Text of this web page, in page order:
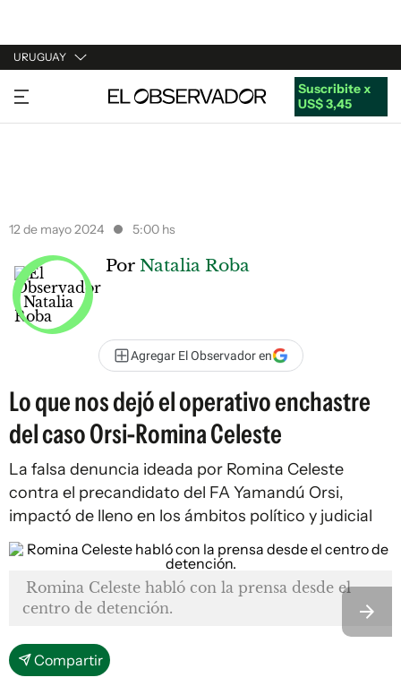
URUGUAY
URUGUAY
ARGENTINA
Suscribite x
US$ 3,45
12 de mayo 2024 5:00 hs
Por Natalia Roba
Agregar El Observador en
Lo que nos dejó el operativo enchastre
del caso Orsi-Romina Celeste
La falsa denuncia ideada por Romina Celeste
contra el precandidato del FA Yamandú Orsi,
impactó de lleno en los ámbitos político y judicial
Romina Celeste habló con la prensa desde el
centro de detención.
Compartir